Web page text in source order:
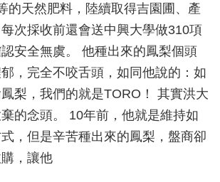
的天然肥料，陸續取得吉園圃、產
次採收前還會送中興大學做310項
安全無虞。 他種出來的鳳梨個頭
，完全不咬舌頭，如同他說的：如
梨，我們的就是TORO！ 其實洪大
的念頭。 10年前，他就是維持如
，但是辛苦種出來的鳳梨，盤商卻
，讓他